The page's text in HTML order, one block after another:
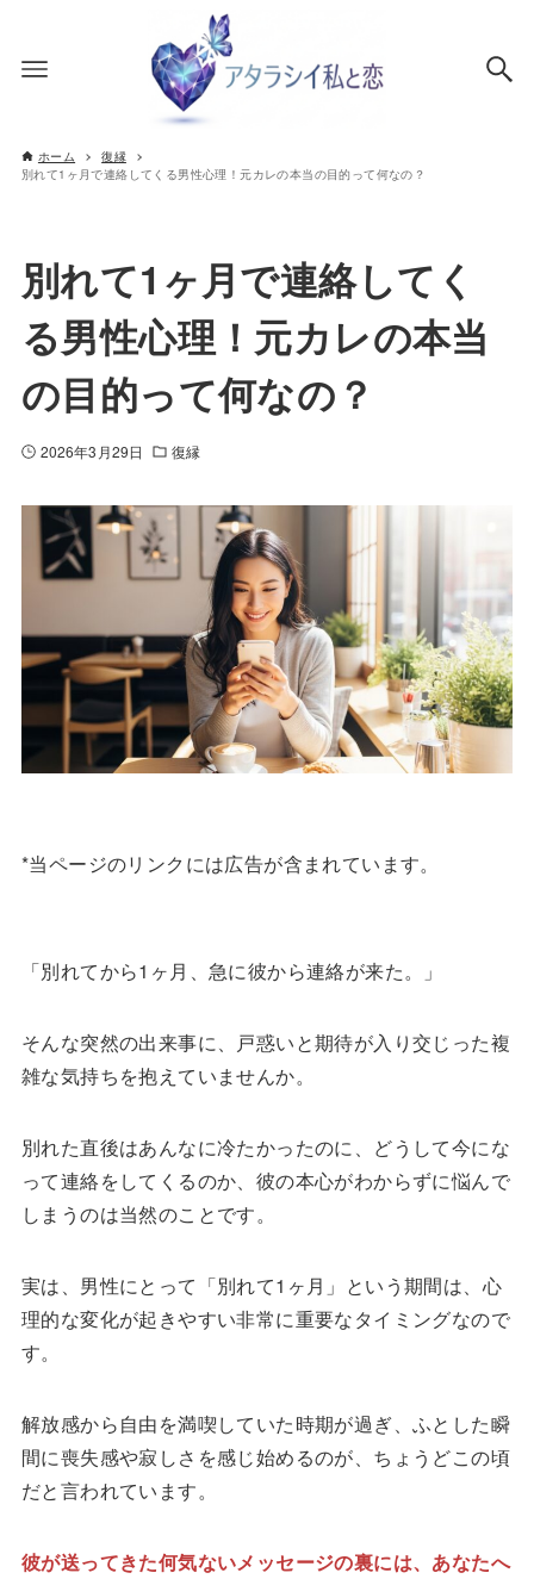
ホーム
復縁
別れて1ヶ月で連絡してくる男性心理！元カレの本当の目的って何なの？
別れて1ヶ月で連絡してく
る男性心理！元カレの本当
の目的って何なの？
2026年3月29日 復縁
*当ページのリンクには広告が含まれています。
「別れてから1ヶ月、急に彼から連絡が来た。」
そんな突然の出来事に、戸惑いと期待が入り交じった複
雑な気持ちを抱えていませんか。
別れた直後はあんなに冷たかったのに、どうして今にな
って連絡をしてくるのか、彼の本心がわからずに悩んで
しまうのは当然のことです。
実は、男性にとって「別れて1ヶ月」という期間は、心
理的な変化が起きやすい非常に重要なタイミングなので
す。
解放感から自由を満喫していた時期が過ぎ、ふとした瞬
間に喪失感や寂しさを感じ始めるのが、ちょうどこの頃
だと言われています。
彼が送ってきた何気ないメッセージの裏には、あなたへ